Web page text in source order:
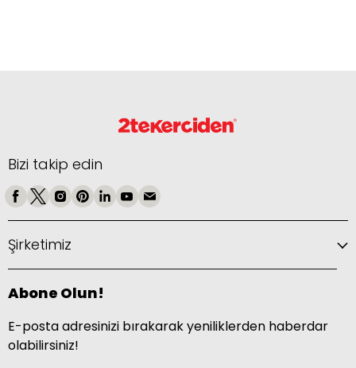
Bizi takip edin
Şirketimiz
Abone Olun!
E-posta adresinizi bırakarak yeniliklerden haberdar
olabilirsiniz!